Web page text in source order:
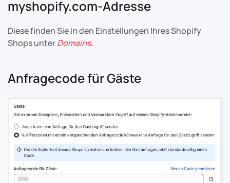
myshopify.com-Adresse
Diese finden Sie in den Einstellungen Ihres Shopify
Shops unterDomains.
Anfragecode für Gäste